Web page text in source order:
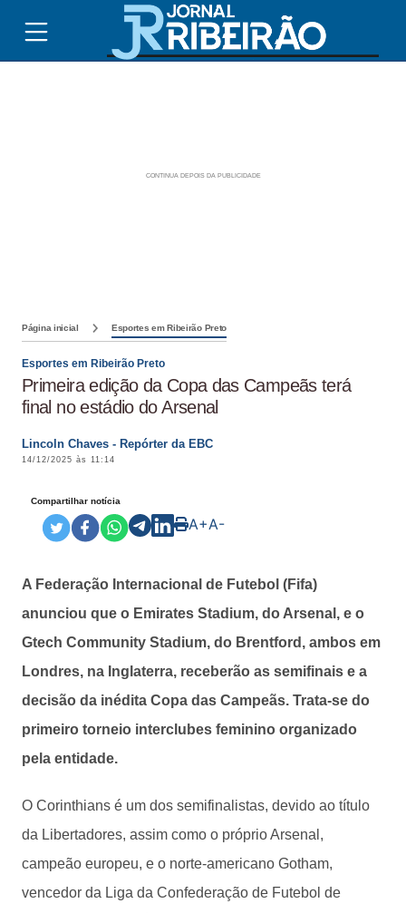
Página inicial Esportes em Ribeirão Preto
Esportes em Ribeirão Preto
Primeira edição da Copa das Campeãs terá
final no estádio do Arsenal
Lincoln Chaves - Repórter da EBC
14/12/2025 às 11:14
Compartilhar notícia
A+A-
A Federação Internacional de Futebol (Fifa)
anunciou que o Emirates Stadium, do Arsenal, e o
Gtech Community Stadium, do Brentford, ambos em
Londres, na Inglaterra, receberão as semifinais e a
decisão da inédita Copa das Campeãs. Trata-se do
primeiro torneio interclubes feminino organizado
pela entidade.
O Corinthians é um dos semifinalistas, devido ao título
da Libertadores, assim como o próprio Arsenal,
campeão europeu, e o norte-americano Gotham,
vencedor da Liga da Confederação de Futebol de